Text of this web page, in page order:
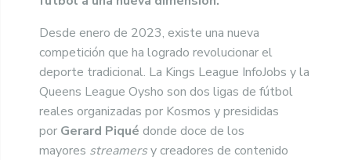
Desde enero de 2023, existe una nueva
competición que ha logrado revolucionar el
deporte tradicional. La Kings League InfoJobs y la
Queens League Oysho son dos ligas de fútbol
reales organizadas por Kosmos y presididas
por Gerard Piqué donde doce de los
mayores streamersy creadores de contenido